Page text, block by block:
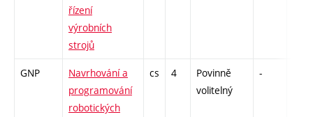
řízení
výrobních
strojů
GNP
Navrhování a
programování
robotických
cs 4
Povinně
volitelný
-